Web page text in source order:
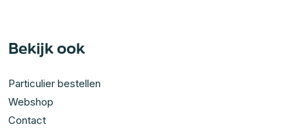
Bekijk ook
Particulier bestellen
Webshop
Contact